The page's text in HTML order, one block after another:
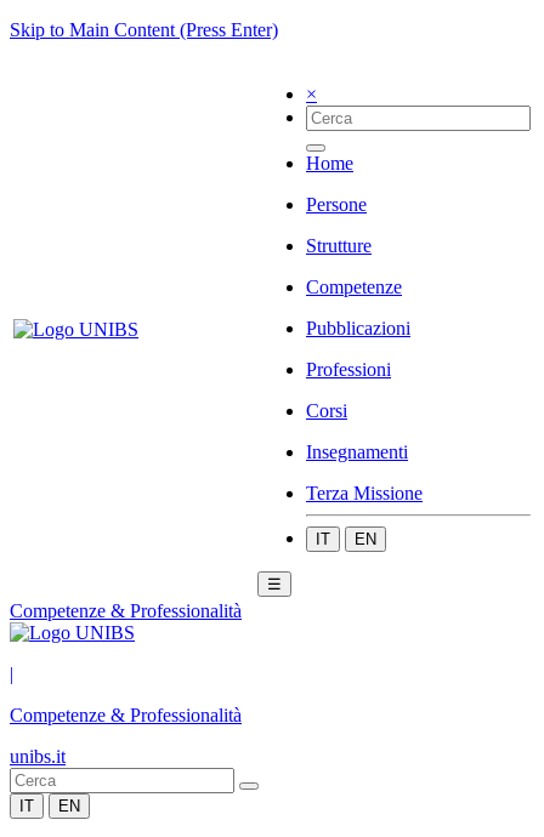
Skip to Main Content (Press Enter)
×
Home
Persone
Strutture
Competenze
Pubblicazioni
Professioni
Corsi
Insegnamenti
Terza Missione
IT EN
☰
Competenze & Professionalità
|
Competenze & Professionalità
unibs.it
IT EN